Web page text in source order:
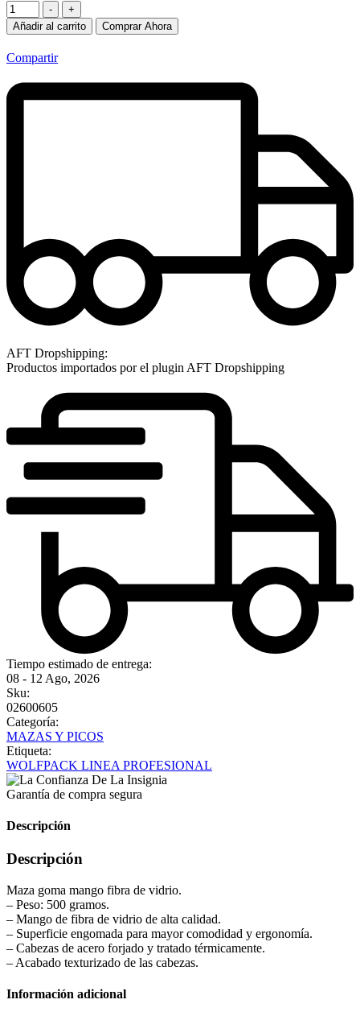
-
+
Añadir al carrito
Comprar Ahora
Compartir
AFT Dropshipping:
Productos importados por el plugin AFT Dropshipping
Tiempo estimado de entrega:
08 - 12 Ago, 2026
Sku:
02600605
Categoría:
MAZAS Y PICOS
Etiqueta:
WOLFPACK LINEA PROFESIONAL
Garantía de compra segura
Descripción
Descripción
Maza goma mango fibra de vidrio.
– Peso: 500 gramos.
– Mango de fibra de vidrio de alta calidad.
– Superficie engomada para mayor comodidad y ergonomía.
– Cabezas de acero forjado y tratado térmicamente.
– Acabado texturizado de las cabezas.
Información adicional